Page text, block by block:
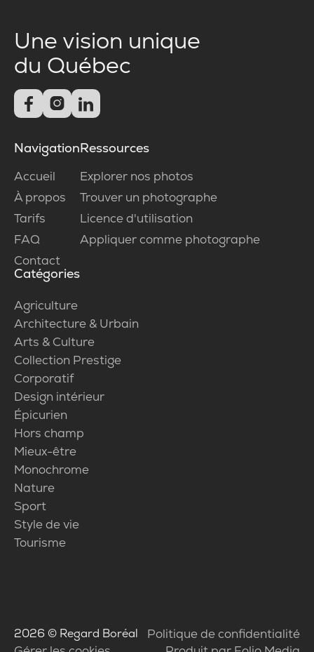
Une vision unique
du Québec
  
Navigation
Accueil
À propos
Tarifs
FAQ
Contact
Ressources
Explorer nos photos
Trouver un photographe
Licence d'utilisation
Appliquer comme photographe
Catégories
Agriculture
Architecture & Urbain
Arts & Culture
Collection Prestige
Corporatif
Design intérieur
Épicurien
Hors champ
Mieux-être
Monochrome
Nature
Sport
Style de vie
Tourisme
2026 © Regard Boréal
Politique de confidentialité